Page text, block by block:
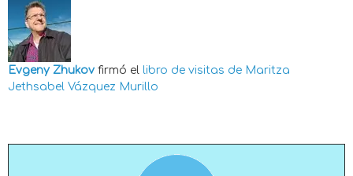
Evgeny Zhukov firmó el libro de visitas de Maritza
Jethsabel Vázquez Murillo